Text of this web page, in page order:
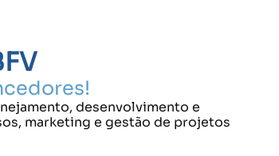
desenvolvimento e
marketing e gestão de projetos